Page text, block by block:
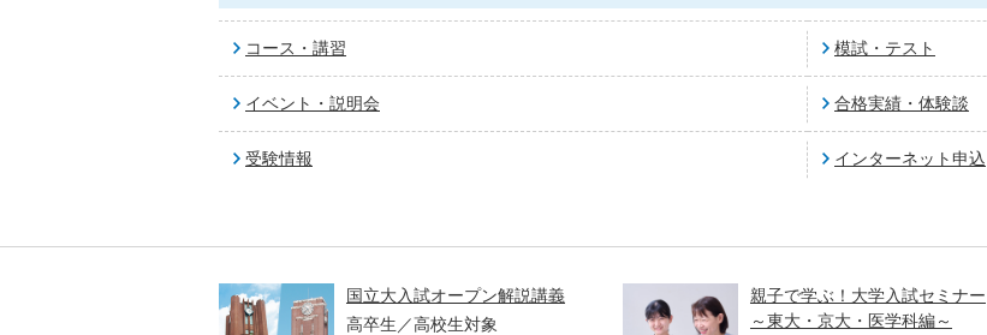
コース・講習 模試・テスト
イベント・説明会 合格実績・体験談
受験情報 インターネット申込
国立大入試オープン解説講義
高卒生／高校生対象
親子で学ぶ！大学入試セミナー
～東大・京大・医学科編～